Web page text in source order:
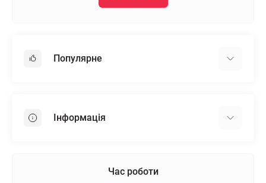
Популярне
Пінопласт
Інформація
Час роботи